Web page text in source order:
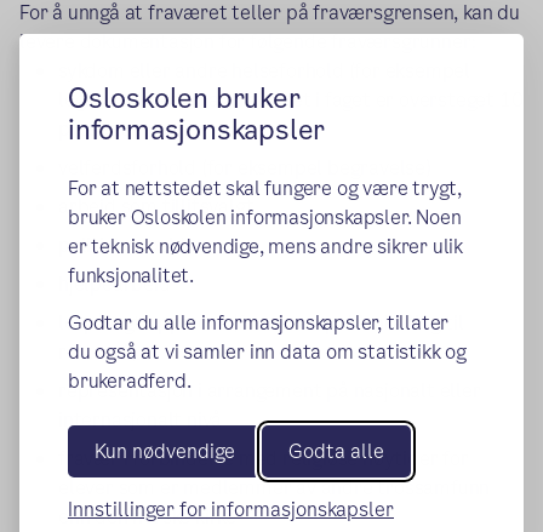
Osloskolen bruker
informasjonskapsler
For at nettstedet skal fungere og være trygt,
bruker Osloskolen informasjonskapsler. Noen
er teknisk nødvendige, mens andre sikrer ulik
funksjonalitet.
Godtar du alle informasjonskapsler, tillater
du også at vi samler inn data om statistikk og
brukeradferd.
Kun nødvendige Godta alle
Innstillinger for informasjonskapsler
For å unngå at fraværet teller på fraværsgrensen, kan du
levere dokumentasjon for følgende fraværsgrunner:
legebesøk) etter at fraværet i faget er oversteget 10
prosent
arbeid som tillitsvalgt
politisk arbeid
hjelpearbeid
lovpålagt oppmøte (for eksempel innkalling til
rettssak)
representasjon i arrangement på nasjonalt eller
internasjonalt nivå
fravær i forbindelse med religiøse høytider for
elever som er medlemmer av andre trossamfunn
enn den norske kirke